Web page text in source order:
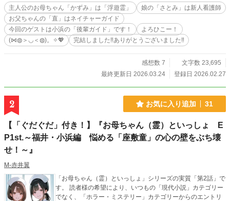
ったらご協力ください！ では、お母ちゃん（霊】の「かず
み」と娘の「さとみ」、そしてお父ちゃんの「直」と今回の
ゲストの「奄美大島のネイチャーガイド」と「希少動物」た
ちの応援をよろひこー！ (⋈◍＞◡＜◍)。✧💖
主人公のお母ちゃん「かずみ」は「浮遊霊」
娘の「さとみ」は新人看護師
お父ちゃんの「直」はネイチャーガイド
今回のゲストは小浜の「後輩ガイド」です！
よろひこー！
(⋈◍＞◡＜◍)。✧💖
完結しました‼️ありがとうございました‼
感想数 7
文字数 23,695
最終更新日 2026.03.24
登録日 2026.02.27
2 お気に入り追加 31
【「ぐだぐだ」付き！】『お母ちゃん（霊）といっしょ E
P1st.～福井・小浜編 悩める「座敷童」の心の壁をぶち壊
せ！～』
M‐赤井翼
「お母ちゃん（霊）といっしょ」シリーズの実質「第2話」で
す。 読者様の希望により、いつもの「現代小説」カテゴリー
でなく、「ホラー・ミステリー」カテゴリーからのエントリ